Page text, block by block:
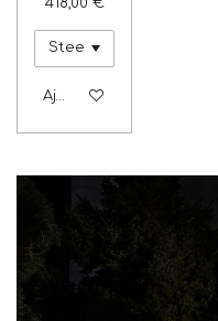
Ajouter au panier